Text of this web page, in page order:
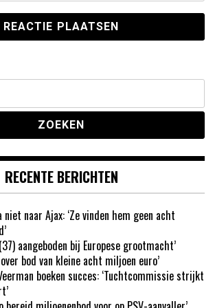
RECENTE BERICHTEN
niet naar Ajax: ‘Ze vinden hem geen acht
aangeboden bij Europese grootmacht’
bod van kleine acht miljoen euro’
boeken succes: ‘Tuchtcommissie strijkt